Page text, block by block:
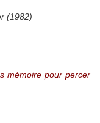
(1982)
mémoire pour percer